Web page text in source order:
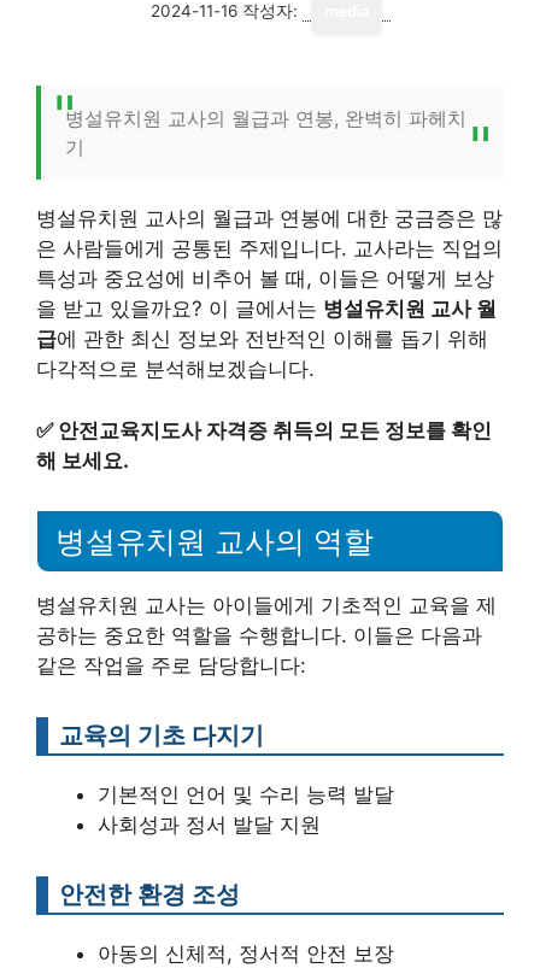
2024-11-16 작성자:
병설유치원 교사의 월급과 연봉, 완벽히 파헤치
기
병설유치원 교사의 월급과 연봉에 대한 궁금증은 많
은 사람들에게 공통된 주제입니다. 교사라는 직업의
특성과 중요성에 비추어 볼 때, 이들은 어떻게 보상
을 받고 있을까요? 이 글에서는 병설유치원 교사 월
급에 관한 최신 정보와 전반적인 이해를 돕기 위해
다각적으로 분석해보겠습니다.
✅ 안전교육지도사 자격증 취득의 모든 정보를 확인
해 보세요.
병설유치원 교사의 역할
병설유치원 교사는 아이들에게 기초적인 교육을 제
공하는 중요한 역할을 수행합니다. 이들은 다음과
같은 작업을 주로 담당합니다:
교육의 기초 다지기
기본적인 언어 및 수리 능력 발달
사회성과 정서 발달 지원
안전한 환경 조성
아동의 신체적, 정서적 안전 보장